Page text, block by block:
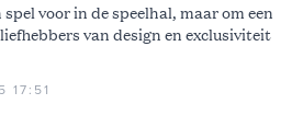
voor in de speelhal, maar om een
van design en exclusiviteit
17:51